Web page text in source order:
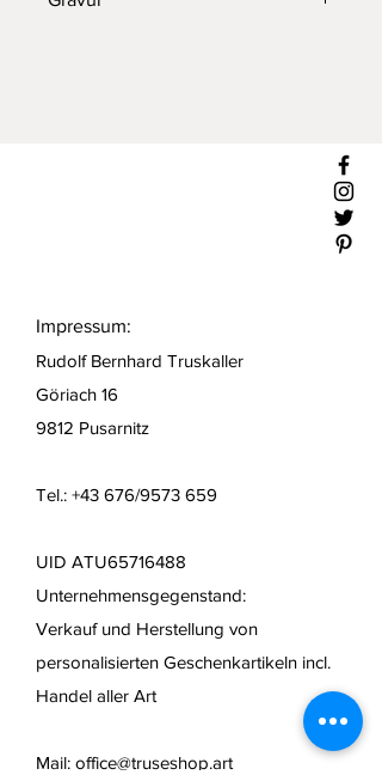
Impressum:
Rudolf Bernhard Truskaller
Göriach 16
9812 Pusarnitz
Tel.: +43 676/9573 659
UID ATU65716488
Unternehmensgegenstand:
Verkauf und Herstellung von
personalisierten Geschenkartikeln incl.
Handel aller Art
Mail: office@truseshop.art